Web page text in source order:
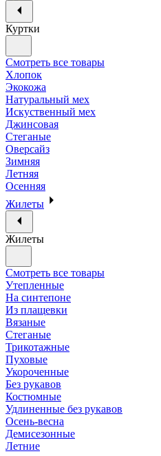
Куртки
Смотреть все товары
Хлопок
Экокожа
Натуральный мех
Искуственный мех
Джинсовая
Стеганые
Оверсайз
Зимняя
Летняя
Осенняя
Жилеты
Жилеты
Смотреть все товары
Утепленные
На синтепоне
Из плащевки
Вязаные
Стеганые
Трикотажные
Пуховые
Укороченные
Без рукавов
Костюмные
Удлиненные без рукавов
Осень-весна
Демисезонные
Летние